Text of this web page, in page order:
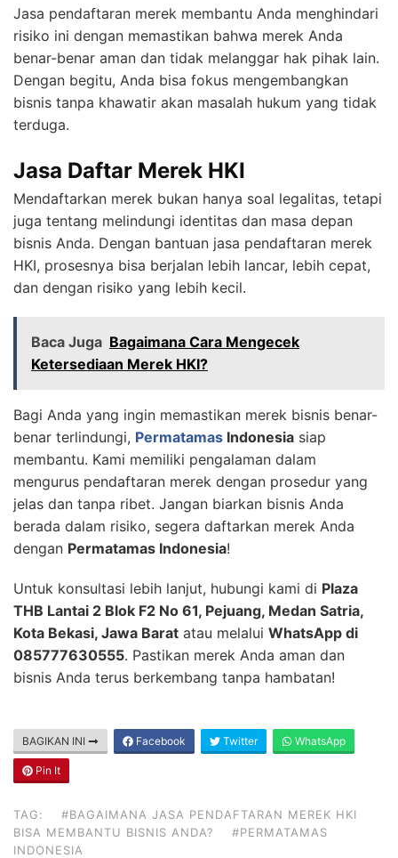
Jasa pendaftaran merek membantu Anda menghindari
risiko ini dengan memastikan bahwa merek Anda
benar-benar aman dan tidak melanggar hak pihak lain.
Dengan begitu, Anda bisa fokus mengembangkan
bisnis tanpa khawatir akan masalah hukum yang tidak
terduga.
Jasa Daftar Merek HKI
Mendaftarkan merek bukan hanya soal legalitas, tetapi
juga tentang melindungi identitas dan masa depan
bisnis Anda. Dengan bantuan jasa pendaftaran merek
HKI, prosesnya bisa berjalan lebih lancar, lebih cepat,
dan dengan risiko yang lebih kecil.
Baca Juga Bagaimana Cara Mengecek
Ketersediaan Merek HKI?
Bagi Anda yang ingin memastikan merek bisnis benar-
benar terlindungi, Permatamas Indonesia siap
membantu. Kami memiliki pengalaman dalam
mengurus pendaftaran merek dengan prosedur yang
jelas dan tanpa ribet. Jangan biarkan bisnis Anda
berada dalam risiko, segera daftarkan merek Anda
dengan Permatamas Indonesia!
Untuk konsultasi lebih lanjut, hubungi kami di Plaza
THB Lantai 2 Blok F2 No 61, Pejuang, Medan Satria,
Kota Bekasi, Jawa Barat atau melalui WhatsApp di
085777630555. Pastikan merek Anda aman dan
bisnis Anda terus berkembang tanpa hambatan!
BAGIKAN INI Facebook Twitter WhatsApp
Pin It
TAG:
#BAGAIMANA JASA PENDAFTARAN MEREK HKI
BISA MEMBANTU BISNIS ANDA?
#PERMATAMAS
INDONESIA